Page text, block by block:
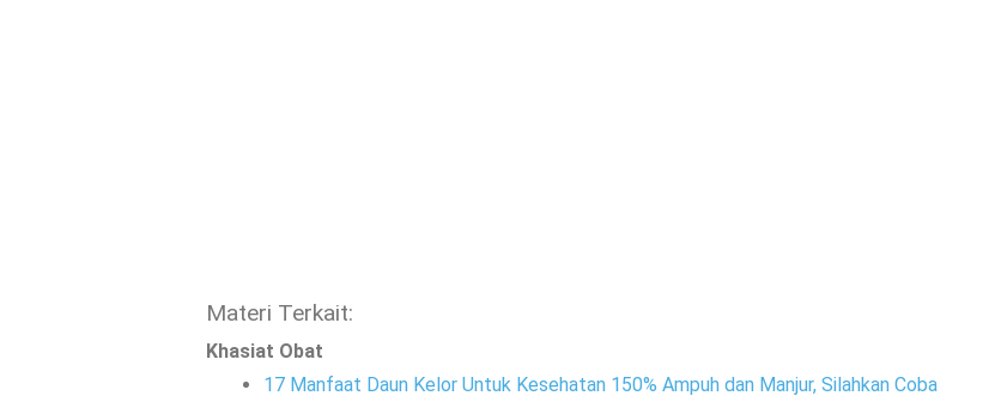
Materi Terkait:
Khasiat Obat
17 Manfaat Daun Kelor Untuk Kesehatan 150% Ampuh dan Manjur, Silahkan Coba